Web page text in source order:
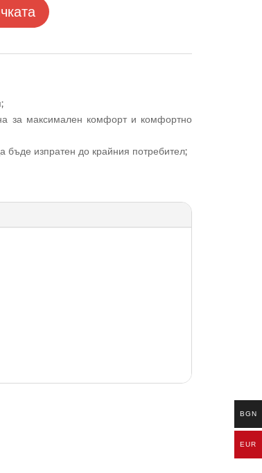
за максимален комфорт и комфортно
бъде изпратен до крайния потребител;
BGN
EUR